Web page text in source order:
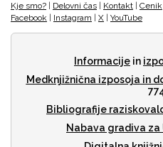
Kje smo? Delovni čas Kontakt Cenik
Facebook
Instagram X YouTube
Informacije in
Medknjižnična izposoja in
Bibliografije
Nabava gradiva za